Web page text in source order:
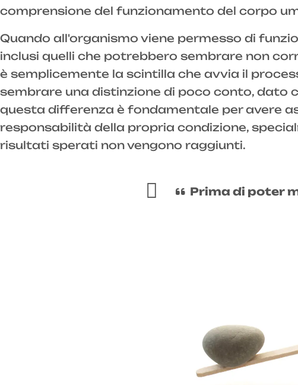
comprensione del funzionamento del corpo
Quando all'organismo viene permesso di
inclusi quelli che potrebbero sembrare non
è semplicemente la scintilla che avvia il
sembrare una distinzione di poco conto, dato
questa differenza è fondamentale per avere
responsabilità della propria condizione,
risultati sperati non vengono raggiunti.
Prima di poter